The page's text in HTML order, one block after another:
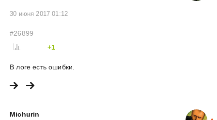
30 июня 2017 01:12
#26899
+1
В логе есть ошибки.
Michurin